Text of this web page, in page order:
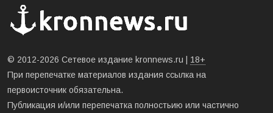
© 2012-2026 Сетевое издание kronnews.ru | 18+
При перепечатке материалов издания ссылка на
первоисточник обязательна.
Публикация и/или перепечатка полностьию или частично